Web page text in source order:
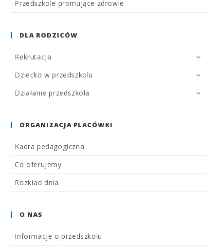
Przedszkole promujące zdrowie
DLA RODZICÓW
Rekrutacja
Dziecko w przedszkolu
Działanie przedszkola
ORGANIZACJA PLACÓWKI
Kadra pedagogiczna
Co oferujemy
Rozkład dnia
O NAS
Informacje o przedszkolu